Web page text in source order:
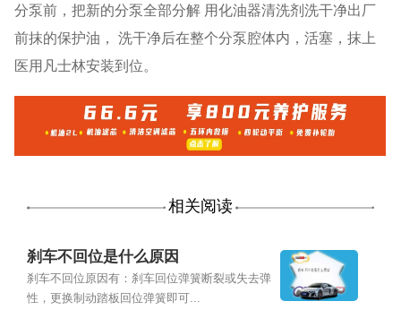
分泵前，把新的分泵全部分解 用化油器清洗剂洗干净出厂
前抹的保护油， 洗干净后在整个分泵腔体内，活塞，抹上
医用凡士林安装到位。
相关阅读
刹车不回位是什么原因
刹车不回位原因有：刹车回位弹簧断裂或失去弹
性，更换制动踏板回位弹簧即可...